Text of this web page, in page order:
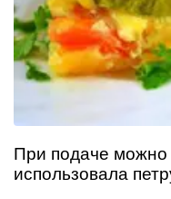
При подаче можно
использовала